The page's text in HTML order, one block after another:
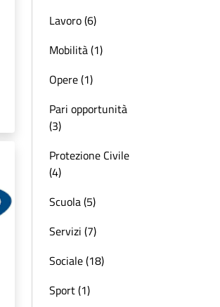
Lavoro (6)
Mobilità (1)
Opere (1)
Pari opportunità
(3)
Protezione Civile
(4)
Scuola (5)
Servizi (7)
Sociale (18)
Sport (1)